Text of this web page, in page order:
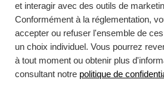
Association
et interagir avec des outils de
Conformément à la réglementation,
accepter ou refuser l'ensemble de
un choix individuel. Vous pourrez
à tout moment ou obtenir plus
consultant notre politique de